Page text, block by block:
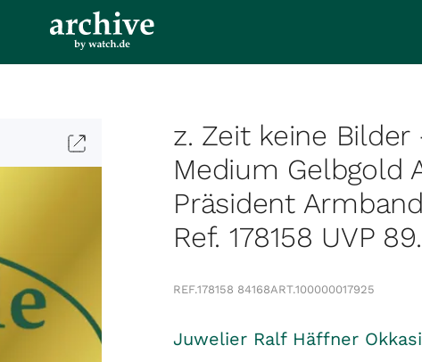
z. Zeit keine
Medium Gelbgold
Präsident
Ref. 178158 UVP
REF.178158 84168ART.100000017925
Juwelier Ralf Häffner